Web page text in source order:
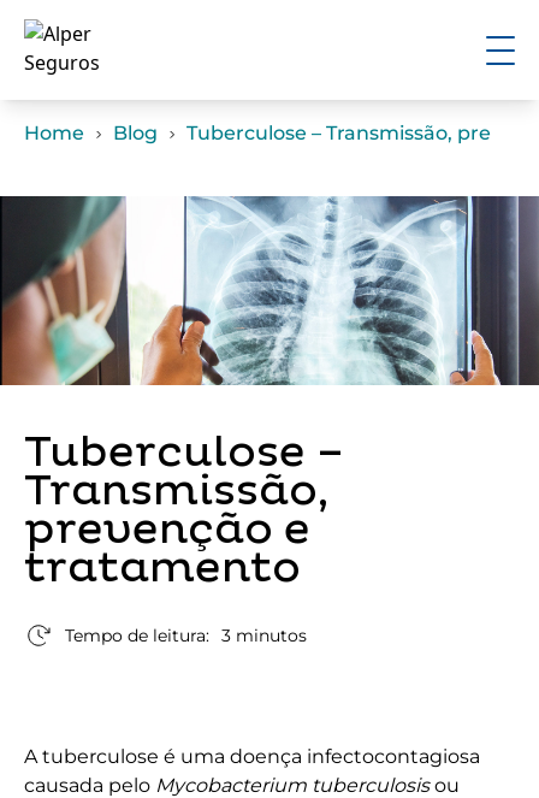
Home Blog Tuberculose – Transmissão,
Tuberculose –
Transmissão,
prevenção e
tratamento
Tempo de leitura: 3 minutos
A tuberculose é uma doença infectocontagiosa
causada pelo Mycobacterium tuberculosisou